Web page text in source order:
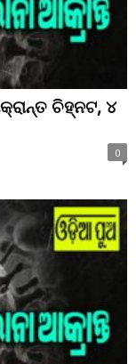
ଚିହ୍ନଟ, ୪
0